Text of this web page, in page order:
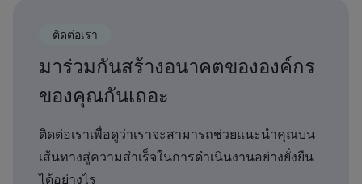
ติดต่อเรา
มาร่วมกันสร้างอนาคตขององค์กร
ของคุณกันเถอะ
ติดต่อเราเพื่อดูว่าเราจะสามารถช่วยแนะนำคุณบน
เส้นทางสู่ความสำเร็จในการดำเนินงานอย่างยั่งยืน
ได้อย่างไร